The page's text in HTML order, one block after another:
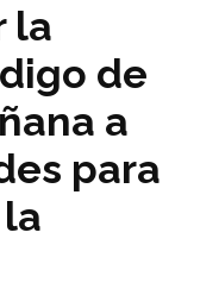
la
de
a
para